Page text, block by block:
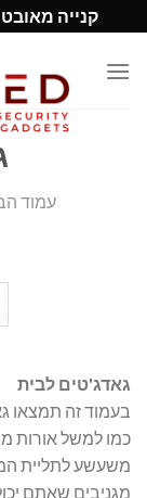
to
content
קנייה
עמוד
גאדג'טים לבית
בעמוד זה תמצאו
כמו למשל אורות
משעשע לתליית
מגניבים שאתם